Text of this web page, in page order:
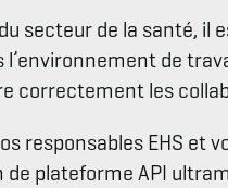
secteur de la santé, il
de
correctement les
responsables EHS et
de plateforme API